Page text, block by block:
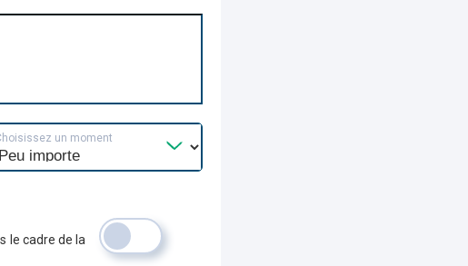
un moment
le cadre de la